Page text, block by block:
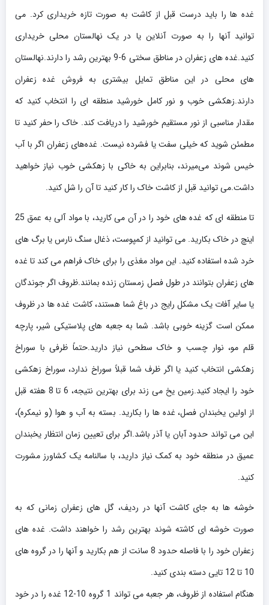
غده ها را باید درست قبل از کاشت به صورت تازه خریداری کرد. می
توانید آنها را به صورت آنلاین یا در یک نهالستان محلی خریداری
کنید.غده های زعفران در مناطق سختی 6-9 بهترین رشد را دارند.نهالستان
های محلی در این مناطق تمایل بیشتری به فروش غده زعفران
دارند.زهکشی خوب و نور کامل خورشید منطقه ای را انتخاب کنید که
مقدار مناسبی از نور مستقیم خورشید را دریافت کند. خاک را حفر کنید تا
مطمئن شوید که خیلی سفت یا فشرده نیست. غده‌های زعفران اگر با آب
خیس شوند می‌میرند، بنابراین به خاکی با زهکشی خوب نیاز خواهید
داشت.می توانید قبل از کاشت خاک را کار کنید تا آن را شل کنید.
تا منطقه ای که غده های خود را در آن می کارید، با مواد آلی به عمق 25
اینچ در خاک بکارید. می توانید از کمپوست، ذغال سنگ نارس یا برگ های
خرد شده استفاده کنید. این مواد مغذی را برای خاک فراهم می کند تا غده
های زعفران بتوانند در طول فصل زمستان زنده بمانند.ظروف اگر جوندگان
یا سایر آفات یک مشکل رایج در باغ شما هستند، کاشت غده ها در ظروف
ممکن است گزینه خوبی باشد. شما به جعبه های پلاستیکی شیر، پارچه
قلم مو، نوار چسب و خاک سطحی نیاز دارید.حتماً ظرفی با سوراخ
زهکشی انتخاب کنید یا اگر ظرف شما قبلاً سوراخ ندارد، سوراخ زهکشی
خود را ایجاد کنید.زمین یخ می زند برای بهترین نتیجه، 6 تا 8 هفته قبل
از اولین یخبندان فصل، غده ها را بکارید. بسته به آب و هوا (و نیمکره)،
این می تواند حدود آبان یا آذر باشد.اگر برای تعیین زمان انتظار یخبندان
عمیق در منطقه خود به کمک نیاز دارید، با سالنامه یک کشاورز مشورت
کنید.
خوشه ها به جای کاشت آنها در ردیف، گل های زعفران زمانی که به
صورت خوشه ای کاشته شوند بهترین رشد را خواهند داشت. غده های
زعفران خود را با فاصله حدود 8 سانت از هم بکارید و آنها را در گروه های
10 تا 12 تایی دسته بندی کنید.
هنگام استفاده از ظروف، هر جعبه می تواند 1 گروه 10-12 غده را در خود